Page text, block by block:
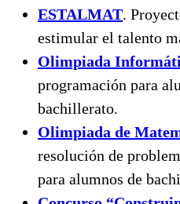
ESTALMAT.
estimular el talento
Olimpiada
programación para
bachillerato.
Olimpiada de
resolución de
para alumnos de